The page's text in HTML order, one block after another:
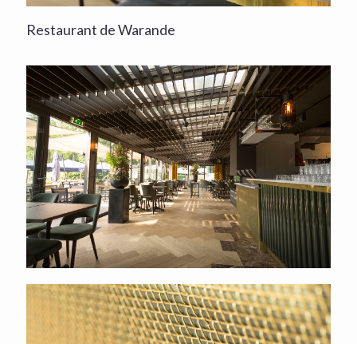
Restaurant de Warande